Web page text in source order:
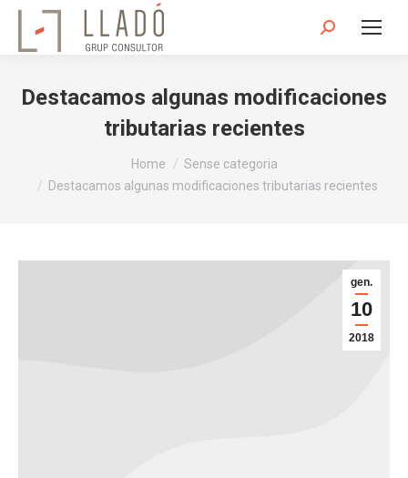
Search:
Destacamos algunas modificaciones
tributarias recientes
Home
Sense categoria
Destacamos algunas modificaciones tributarias recientes
gen.
10
2018